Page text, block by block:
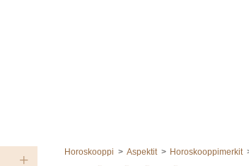
+ Horoskooppi Aspektit Horoskooppimerkit